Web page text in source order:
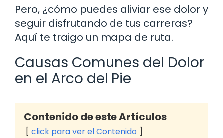
Pero, ¿cómo puedes aliviar ese dolor y
seguir disfrutando de tus carreras?
Aquí te traigo un mapa de ruta.
Causas Comunes del Dolor
en el Arco del Pie
Contenido de este Artículos
click para ver el Contenido